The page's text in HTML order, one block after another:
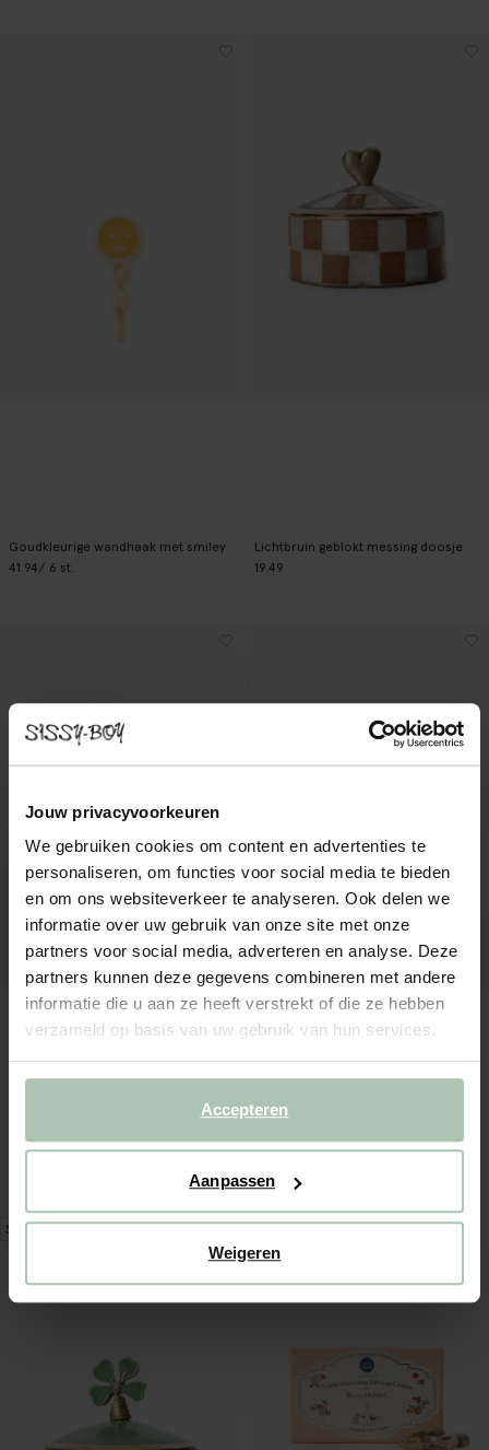
Jouw privacyvoorkeuren
We gebruiken cookies om content en advertenties te
personaliseren, om functies voor social media te bieden
en om ons websiteverkeer te analyseren. Ook delen we
informatie over uw gebruik van onze site met onze
partners voor social media, adverteren en analyse. Deze
partners kunnen deze gegevens combineren met andere
informatie die u aan ze heeft verstrekt of die ze hebben
verzameld op basis van uw gebruik van hun services.
Accepteren
Aanpassen
Weigeren
Goudkleurige wandhaak met smiley
41.94/ 6 st.
Lichtbruin geblokt messing doosje
19.49
11.99
12.49
STORE ONLY